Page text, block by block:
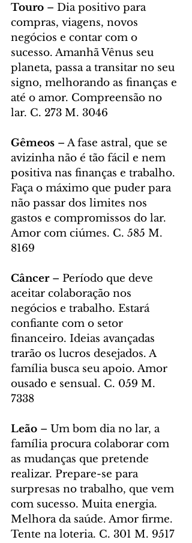
Touro – Dia positivo para
compras, viagens, novos
negócios e contar com o
sucesso. Amanhã Vênus seu
planeta, passa a transitar no seu
signo, melhorando as finanças e
até o amor. Compreensão no
lar. C. 273 M. 3046
Gêmeos – A fase astral, que se
avizinha não é tão fácil e nem
positiva nas finanças e trabalho.
Faça o máximo que puder para
não passar dos limites nos
gastos e compromissos do lar.
Amor com ciúmes. C. 585 M.
8169
Câncer – Período que deve
aceitar colaboração nos
negócios e trabalho. Estará
confiante com o setor
financeiro. Ideias avançadas
trarão os lucros desejados. A
família busca seu apoio. Amor
ousado e sensual. C. 059 M.
7338
Leão – Um bom dia no lar, a
família procura colaborar com
as mudanças que pretende
realizar. Prepare-se para
surpresas no trabalho, que vem
com sucesso. Muita energia.
Melhora da saúde. Amor firme.
Tente na loteria. C. 301 M. 9517